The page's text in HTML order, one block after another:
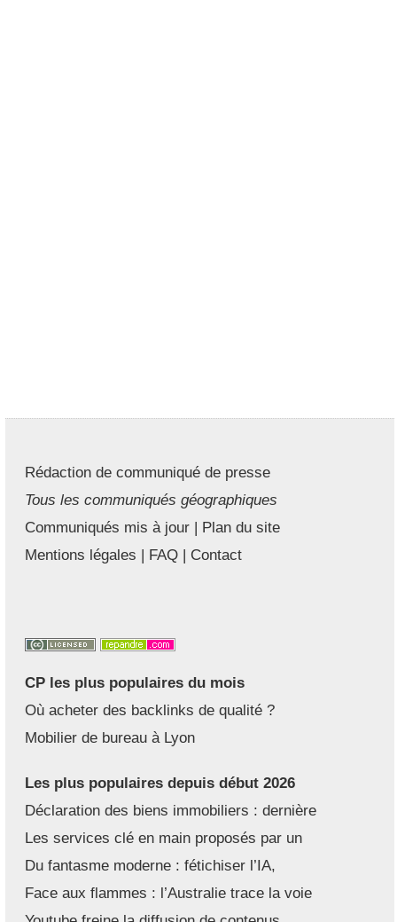
Rédaction de communiqué de presse
Tous les communiqués géographiques
Communiqués mis à jour | Plan du site
Mentions légales | FAQ | Contact
CP les plus populaires du mois
Où acheter des backlinks de qualité ?
Mobilier de bureau à Lyon
Les plus populaires depuis début 2026
Déclaration des biens immobiliers : dernière
Les services clé en main proposés par un
Du fantasme moderne : fétichiser l’IA,
Face aux flammes : l’Australie trace la voie